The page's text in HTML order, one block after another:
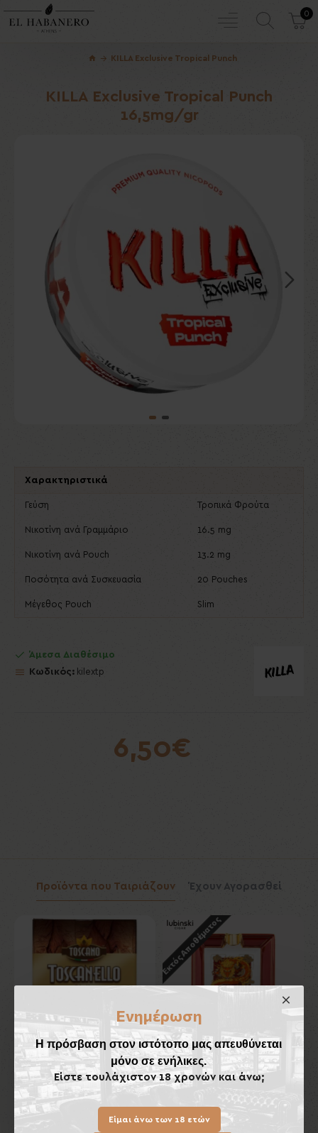
Ενημέρωση
Η πρόσβαση στον ιστότοπο μας απευθύνεται
μόνο σε ενήλικες.
Είστε τουλάχιστον 18 χρονών και άνω;
Είμαι άνω των 18 ετών
0
KILLA Exclusive Tropical Punch
KILLA Exclusive Tropical Punch
16,5mg/gr
Χαρακτηριστικά
Γεύση Τροπικά Φρούτα
Νικοτίνη ανά Γραμμάριο 16.5 mg
Νικοτίνη ανά Pouch 13.2 mg
Ποσότητα ανά Συσκευασία 20 Pouches
Μέγεθος Pouch Slim
6,50€
Άμεσα Διαθέσιμο
Κωδικός: kilextp
Προϊόντα που Ταιριάζουν Έχουν Αγορασθεί
Toscanello Giallo
7,70€
Εκτός Αποθέματος
Κεραμικό Τασάκι Πούρων
Lubinski
70,00€